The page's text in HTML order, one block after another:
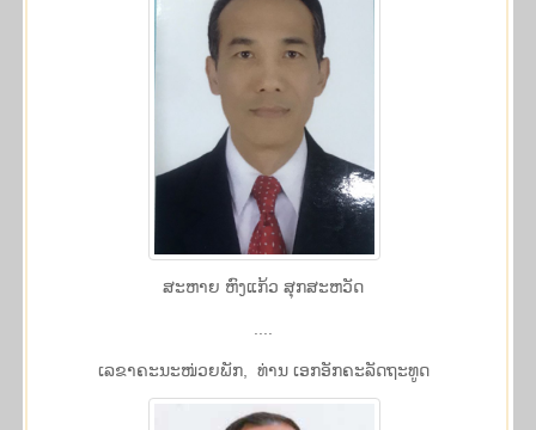
ສະຫາຍ ​ຫົງ​ແກ້ວ ສຸກ​ສະ​ຫວັດ
​ເລ​ຂາ​ຄະ​ນະ​ໜ່ວຍ​ພັກ, ທ່ານ ເອກ​ອັກ​ຄະ​ລັດ​ຖະ​ທູດ